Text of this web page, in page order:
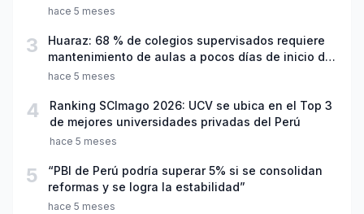
hace 5 meses
3
Huaraz: 68 % de colegios supervisados requiere
mantenimiento de aulas a pocos días de inicio del
año escolar 2026
hace 5 meses
4
Ranking SCImago 2026: UCV se ubica en el Top 3
de mejores universidades privadas del Perú
hace 5 meses
5
“PBI de Perú podría superar 5% si se consolidan
reformas y se logra la estabilidad”
hace 5 meses